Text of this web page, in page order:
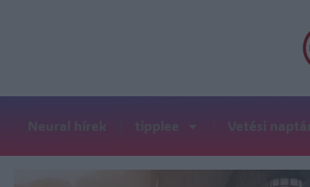
Neural hírek tipplee Vetési